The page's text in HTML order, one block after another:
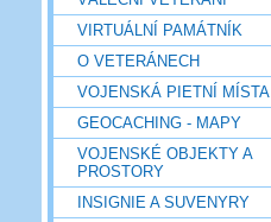
VIRTUÁLNÍ PAMÁTNÍK
O VETERÁNECH
VOJENSKÁ PIETNÍ MÍSTA
GEOCACHING - MAPY
VOJENSKÉ OBJEKTY A
PROSTORY
INSIGNIE A SUVENYRY